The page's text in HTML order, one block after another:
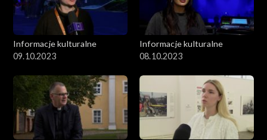
Informacje kulturalne
09.10.2023
Informacje kulturalne
08.10.2023